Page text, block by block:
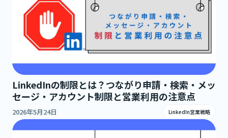
LinkedInの制限とは？つながり申請・検索・メッ
セージ・アカウント制限と営業利用の注意点
2026年5月24日 LinkedIn営業戦略